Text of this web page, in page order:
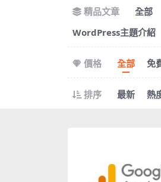
精品文章 全部
WordPress主題介紹
價格 全部 免
排序 最新 熱